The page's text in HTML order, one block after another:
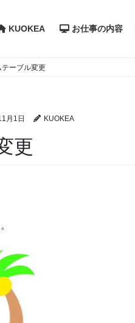
KUOKEA お仕事の内容
テーブル変更
月1日 KUOKEA
更